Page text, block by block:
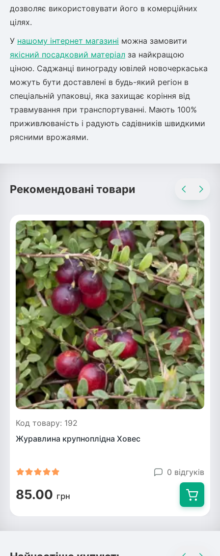
дозволяє використовувати його в комерційних
цілях.
У нашому інтернет магазині можна замовити
якісний посадковий матеріал за найкращою
ціною. Саджанці винограду ювілей новочеркаська
можуть бути доставлені в будь-який регіон в
спеціальній упаковці, яка захищає коріння від
травмування при транспортуванні. Мають 100%
приживлюваність і радують садівників швидкими
рясними врожаями.
Рекомендовані товари
Код товару: 192
Журавлина крупноплідна Ховес
0 відгуків
85.00 грн